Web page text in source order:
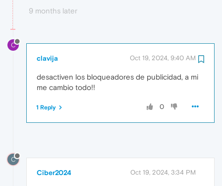
9 months later
C
clavija Oct 19, 2024, 9:40 AM
desactiven los bloqueadores de publicidad, a mi
me cambio todo!!
0
1 Reply
C
Ciber2024 Oct 19, 2024, 3:34 PM